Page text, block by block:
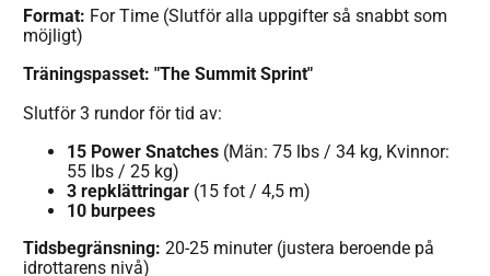
Format: For Time (Slutför alla uppgifter så snabbt som
möjligt)
Träningspasset: "The Summit Sprint"
Slutför 3 rundor för tid av:
15 Power Snatches (Män: 75 lbs / 34 kg, Kvinnor:
55 lbs / 25 kg)
3 repklättringar (15 fot / 4,5 m)
10 burpees
Tidsbegränsning: 20-25 minuter (justera beroende på
idrottarens nivå)